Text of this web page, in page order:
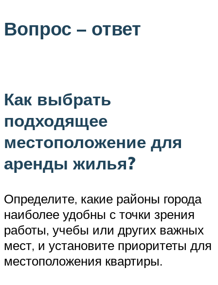
Вопрос – ответ
Как выбрать
подходящее
местоположение для
аренды жилья?
Определите, какие районы города
наиболее удобны с точки зрения
работы, учебы или других важных
мест, и установите приоритеты для
местоположения квартиры.